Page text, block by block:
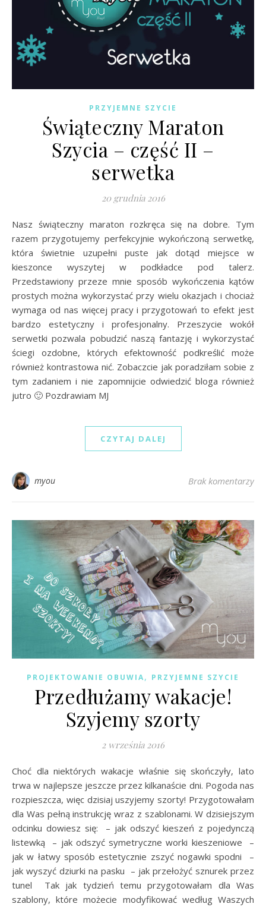
PRZYJEMNE SZYCIE
Świąteczny Maraton
Szycia – część II –
serwetka
20 grudnia 2016
Nasz świąteczny maraton rozkręca się na dobre. Tym
razem przygotujemy perfekcyjnie wykończoną serwetkę,
która świetnie uzupełni puste jak dotąd miejsce w
kieszonce wyszytej w podkładce pod talerz.
Przedstawiony przeze mnie sposób wykończenia kątów
prostych można wykorzystać przy wielu okazjach i chociaż
wymaga od nas więcej pracy i przygotowań to efekt jest
bardzo estetyczny i profesjonalny. Przeszycie wokół
serwetki pozwala pobudzić naszą fantazję i wykorzystać
ściegi ozdobne, których efektowność podkreślić może
również kontrastowa nić. Zobaczcie jak poradziłam sobie z
tym zadaniem i nie zapomnijcie odwiedzić bloga również
jutro 🙂 Pozdrawiam MJ
CZYTAJ DALEJ
myou Brak komentarzy
PROJEKTOWANIE OBUWIA, PRZYJEMNE SZYCIE
Przedłużamy wakacje!
Szyjemy szorty
2 września 2016
Choć dla niektórych wakacje właśnie się skończyły, lato
trwa w najlepsze jeszcze przez kilkanaście dni. Pogoda nas
rozpieszcza, więc dzisiaj uszyjemy szorty! Przygotowałam
dla Was pełną instrukcję wraz z szablonami. W dzisiejszym
odcinku dowiesz się: – jak odszyć kieszeń z pojedynczą
listewką – jak odszyć symetryczne worki kieszeniowe –
jak w łatwy sposób estetycznie zszyć nogawki spodni –
jak wyszyć dziurki na pasku – jak przełożyć sznurek przez
tunel Tak jak tydzień temu przygotowałam dla Was
szablony, które możecie modyfikować według Waszych